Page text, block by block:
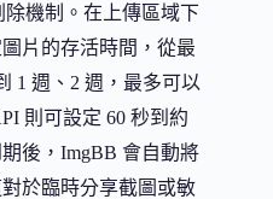
機制。在上傳區域下
片的存活時間，從最
1 週、2 週，最多可以
則可設定 60 秒到約
後，ImgBB 會自動將
於臨時分享截圖或敏